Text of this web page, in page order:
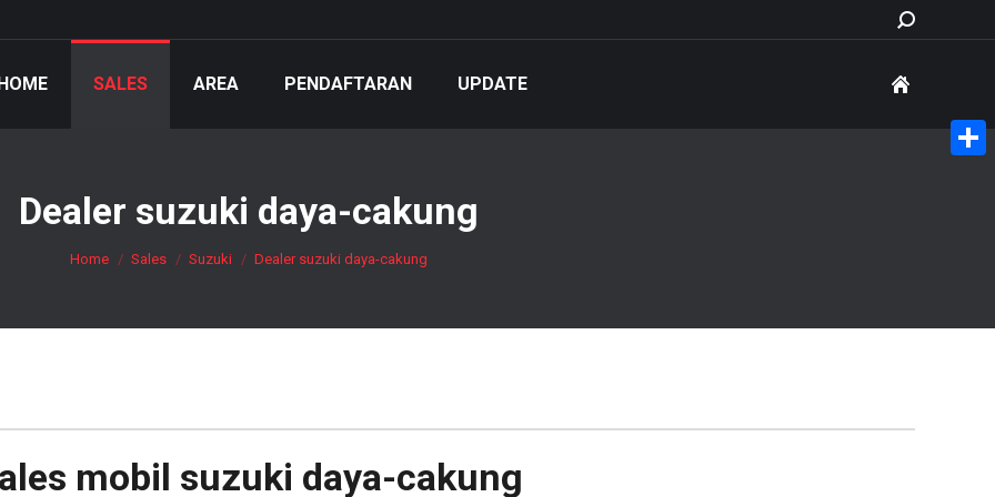
Search:
SALES AREA PENDAFTARAN UPDATE
Dealer suzuki daya-cakung
You are here:
Home Sales Suzuki Dealer suzuki daya-cakung
mobil suzuki daya-cakung